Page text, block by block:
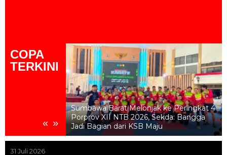
COPA
TERKINI
« »
Bulu Tangkis KSB Akhiri Puasa Medali,
Sumbang Perak dan Perunggu di
Porprov XII NTB 2026
31 Juli 2026